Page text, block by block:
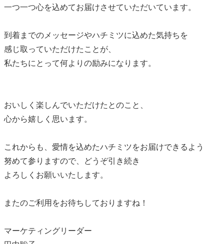
一つ一つ心を込めてお届けさせていただいています。
到着までのメッセージやハチミツに込めた気持ちを
感じ取っていただけたことが、
私たちにとって何よりの励みになります。
おいしく楽しんでいただけたとのこと、
心から嬉しく思います。
これからも、愛情を込めたハチミツをお届けできるよう
努めて参りますので、どうぞ引き続き
よろしくお願いいたします。
またのご利用をお待ちしておりますね！
マーケティングリーダー